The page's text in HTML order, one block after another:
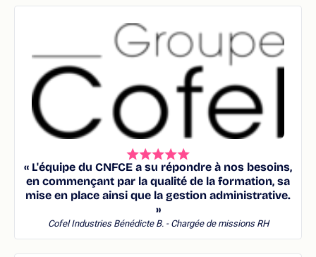
« L'équipe du CNFCE a su répondre à nos besoins,
en commençant par la qualité de la formation, sa
mise en place ainsi que la gestion administrative.
»
Cofel Industries Bénédicte B. - Chargée de missions RH